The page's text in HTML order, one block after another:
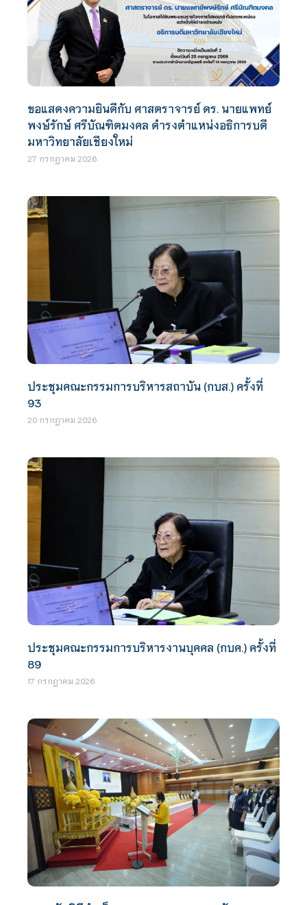
ขอแสดงความยินดีกับ ศาสตราจารย์ ดร. นายแพทย์
พงษ์รักษ์ ศรีบัณฑิตมงคล ดำรงตำแหน่งอธิการบดี
มหาวิทยาลัยเชียงใหม่
27 กรกฎาคม 2026
ประชุมคณะกรรมการบริหารสถาบัน (กบส.) ครั้งที่
93
20 กรกฎาคม 2026
ประชุมคณะกรรมการบริหารงานบุคคล (กบค.) ครั้งที่
89
17 กรกฎาคม 2026